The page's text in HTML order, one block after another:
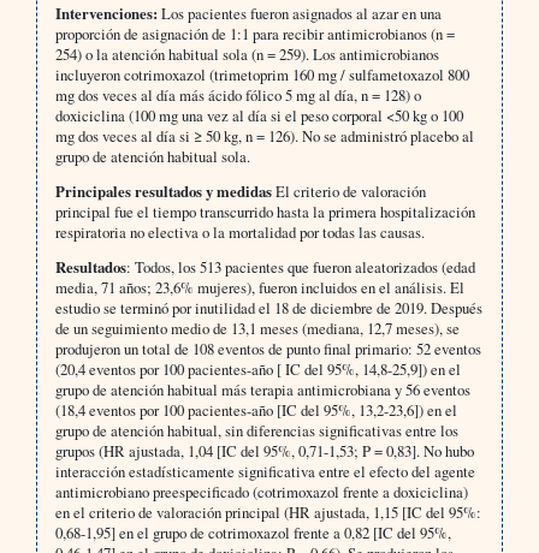
Intervenciones: Los pacientes fueron asignados al azar en una
proporción de asignación de 1:1 para recibir antimicrobianos (n =
254) o la atención habitual sola (n = 259). Los antimicrobianos
incluyeron cotrimoxazol (trimetoprim 160 mg / sulfametoxazol 800
mg dos veces al día más ácido fólico 5 mg al día, n = 128) o
doxiciclina (100 mg una vez al día si el peso corporal <50 kg o 100
mg dos veces al día si ≥ 50 kg, n = 126). No se administró placebo al
grupo de atención habitual sola.
Principales resultados y medidasEl criterio de valoración
principal fue el tiempo transcurrido hasta la primera hospitalización
respiratoria no electiva o la mortalidad por todas las causas.
Resultados: Todos, los 513 pacientes que fueron aleatorizados (edad
media, 71 años; 23,6% mujeres), fueron incluidos en el análisis. El
estudio se terminó por inutilidad el 18 de diciembre de 2019. Después
de un seguimiento medio de 13,1 meses (mediana, 12,7 meses), se
produjeron un total de 108 eventos de punto final primario: 52 eventos
(20,4 eventos por 100 pacientes-año [ IC del 95%, 14,8-25,9]) en el
grupo de atención habitual más terapia antimicrobiana y 56 eventos
(18,4 eventos por 100 pacientes-año [IC del 95%, 13,2-23,6]) en el
grupo de atención habitual, sin diferencias significativas entre los
grupos (HR ajustada, 1,04 [IC del 95%, 0,71-1,53; P = 0,83]. No hubo
interacción estadísticamente significativa entre el efecto del agente
antimicrobiano preespecificado (cotrimoxazol frente a doxiciclina)
en el criterio de valoración principal (HR ajustada, 1,15 [IC del 95%:
0,68-1,95] en el grupo de cotrimoxazol frente a 0,82 [IC del 95%,